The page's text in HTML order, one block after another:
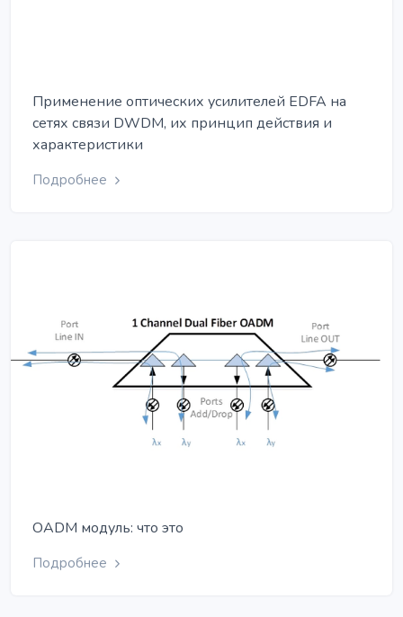
Применение оптических усилителей EDFA на
сетях связи DWDM, их принцип действия и
характеристики
Подробнее
OADM модуль: что это
Подробнее